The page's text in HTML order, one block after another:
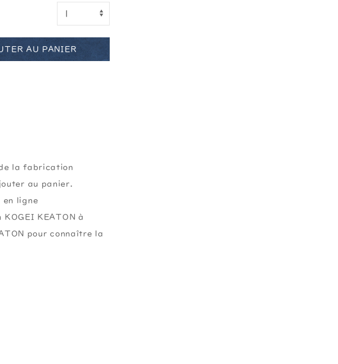
AU PANIER
la fabrication
au panier.
en ligne
KEATON à
pour connaître la